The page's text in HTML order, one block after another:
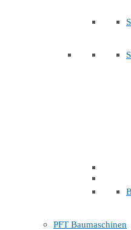
PFT Baumaschinen